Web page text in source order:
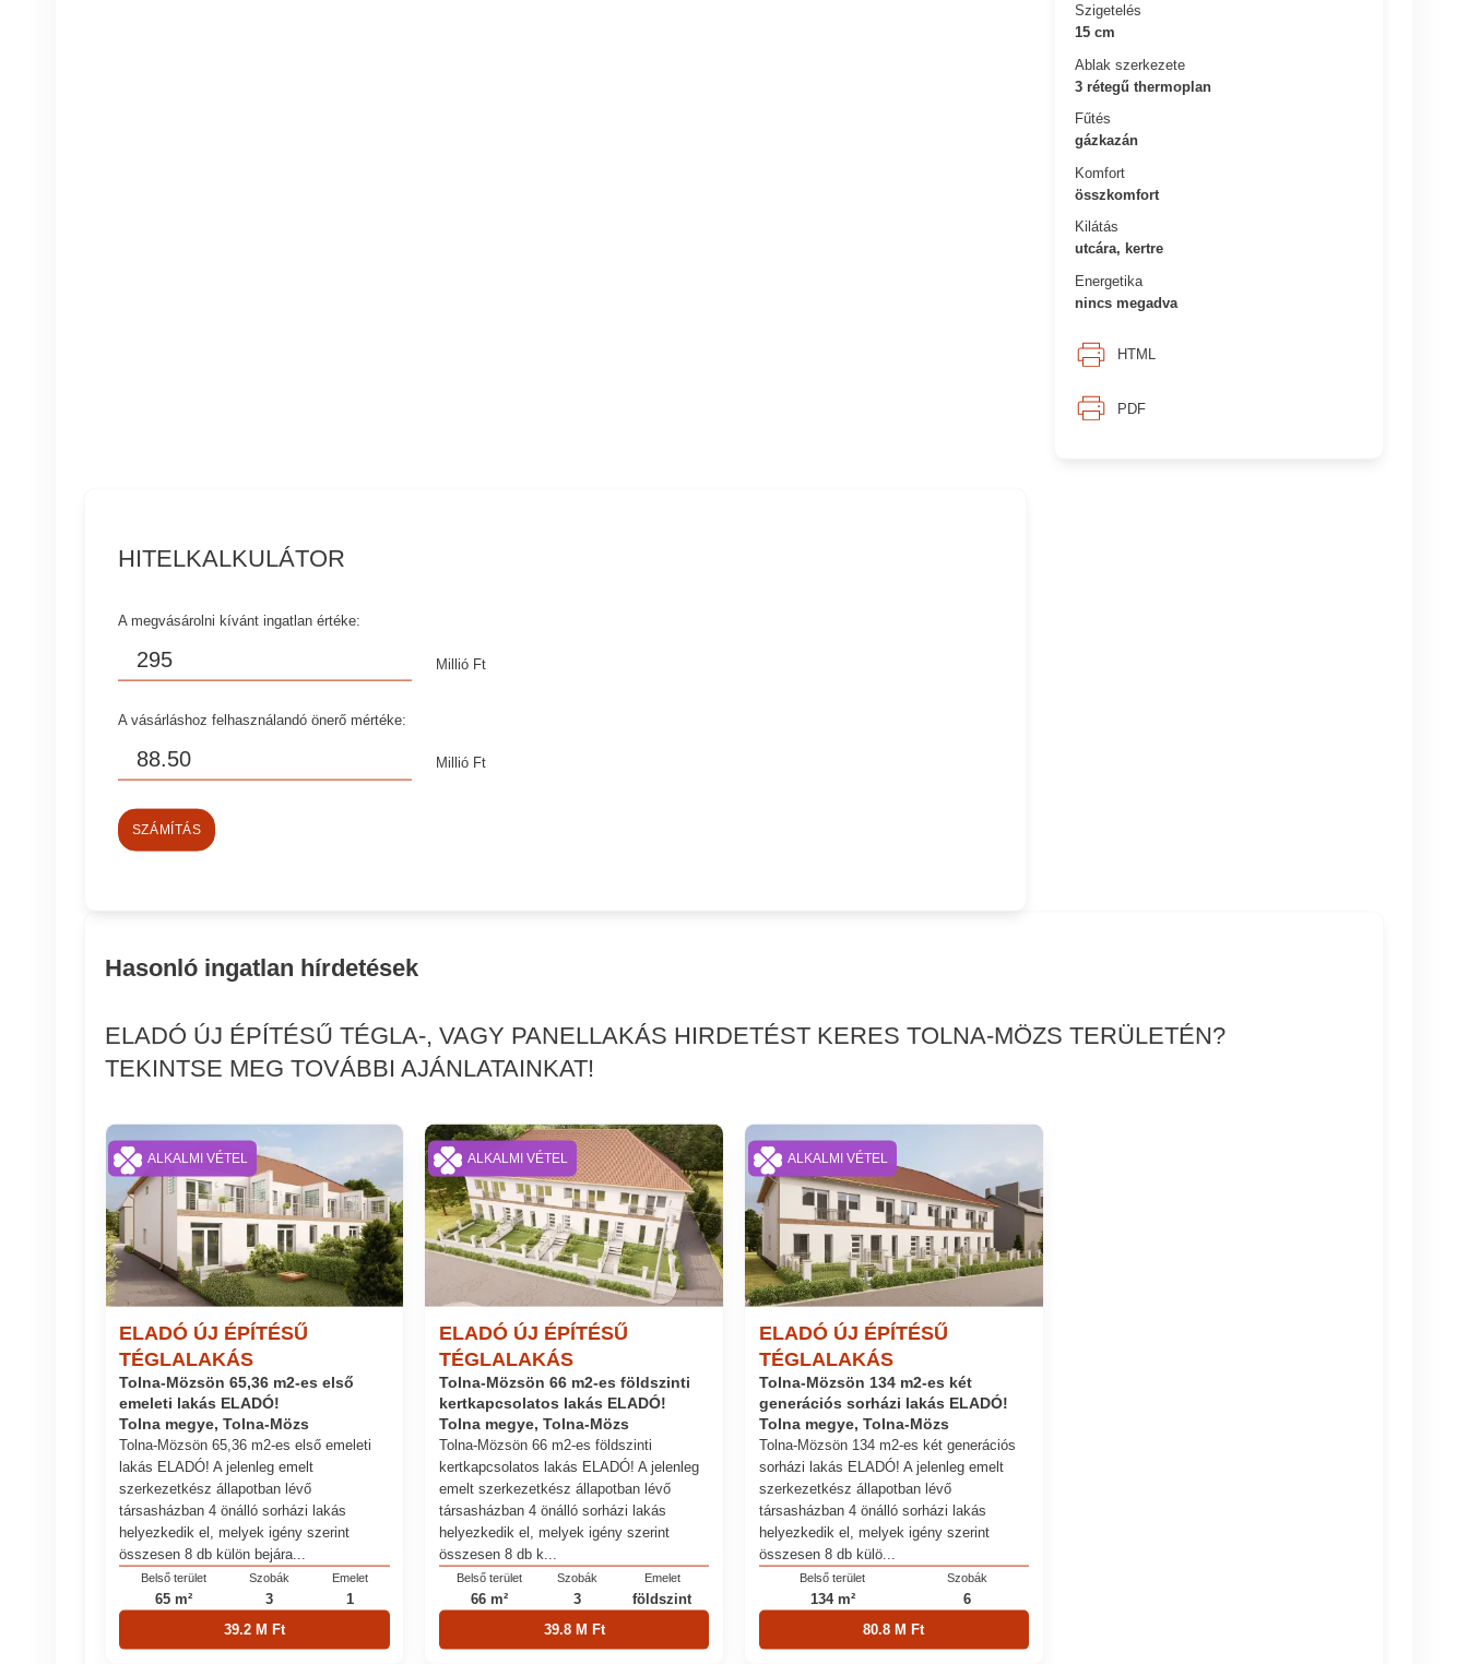
Szigetelés
15 cm
Ablak szerkezete
3 rétegű thermoplan
Fűtés
gázkazán
Komfort
összkomfort
Kilátás
utcára, kertre
Energetika
nincs megadva
HTML
PDF
HITELKALKULÁTOR
A megvásárolni kívánt ingatlan értéke:
Millió Ft
A vásárláshoz felhasználandó önerő mértéke:
Millió Ft
SZÁMÍTÁS
Hasonló ingatlan hírdetések
ELADÓ ÚJ ÉPÍTÉSŰ TÉGLA-, VAGY PANELLAKÁS HIRDETÉST KERES TOLNA-MÖZS TERÜLETÉN?
TEKINTSE MEG TOVÁBBI AJÁNLATAINKAT!
ELADÓ ÚJ ÉPÍTÉSŰ
TÉGLALAKÁS
Tolna-Mözsön 65,36 m2-es első
emeleti lakás ELADÓ!
Tolna megye, Tolna-Mözs
Tolna-Mözsön 65,36 m2-es első emeleti
lakás ELADÓ! A jelenleg emelt
szerkezetkész állapotban lévő
társasházban 4 önálló sorházi lakás
helyezkedik el, melyek igény szerint
összesen 8 db külön bejára...
Belső terület
65 m²
Szobák
3
Emelet
1
39.2 M Ft
ALKALMI VÉTEL
ELADÓ ÚJ ÉPÍTÉSŰ
TÉGLALAKÁS
Tolna-Mözsön 66 m2-es földszinti
kertkapcsolatos lakás ELADÓ!
Tolna megye, Tolna-Mözs
Tolna-Mözsön 66 m2-es földszinti
kertkapcsolatos lakás ELADÓ! A jelenleg
emelt szerkezetkész állapotban lévő
társasházban 4 önálló sorházi lakás
helyezkedik el, melyek igény szerint
összesen 8 db k...
Belső terület
66 m²
Szobák
3
Emelet
földszint
39.8 M Ft
ALKALMI VÉTEL
ELADÓ ÚJ ÉPÍTÉSŰ
TÉGLALAKÁS
Tolna-Mözsön 134 m2-es két
generációs sorházi lakás ELADÓ!
Tolna megye, Tolna-Mözs
Tolna-Mözsön 134 m2-es két generációs
sorházi lakás ELADÓ! A jelenleg emelt
szerkezetkész állapotban lévő
társasházban 4 önálló sorházi lakás
helyezkedik el, melyek igény szerint
összesen 8 db külö...
Belső terület
134 m²
Szobák
6
80.8 M Ft
ALKALMI VÉTEL